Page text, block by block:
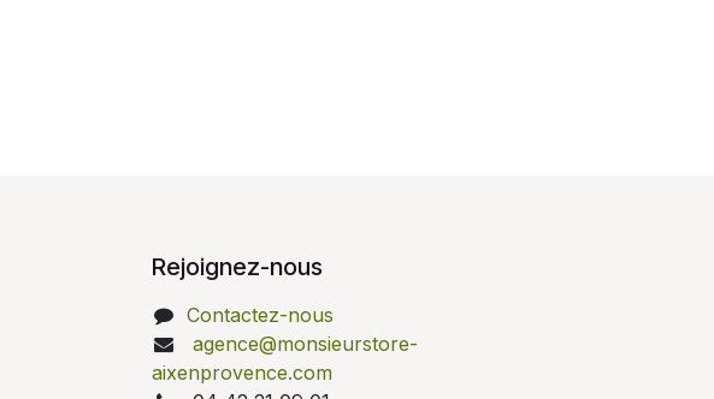
Rejoignez-nous
Contactez-nous
agence@monsieurstore-
aixenprovence.com